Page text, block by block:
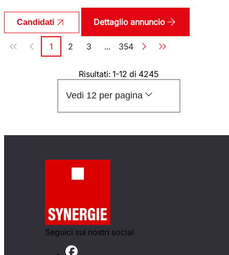
Candidati Dettaglio annuncio
Paginazione
Pagina
1 Pagina
2 Pagina
3 ... Pagina
354
Risultati: 1-12 di 4245
Vedi 12 per pagina
Seguici sui nostri social